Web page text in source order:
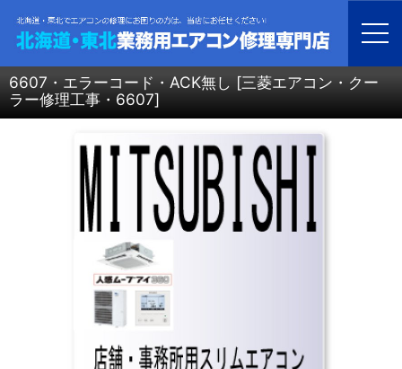
ホーム > 北海道・青森・岩手・秋田・宮城・山形・福島・業務用エアコン修理
三菱電機 エアコン修理 > 6607・エラーコード・ACK無し
6607・エラーコード・ACK無し [三菱エアコン・クー
ラー修理工事・6607]